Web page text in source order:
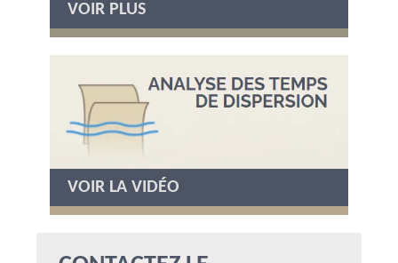
VOIR PLUS
VOIR LA VIDÉO